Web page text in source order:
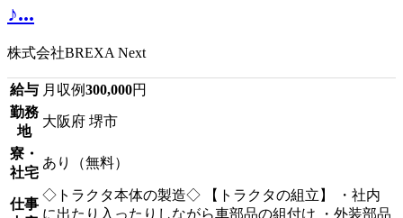
♪...
株式会社BREXA Next
給与 月収例300,000円
勤務
地
大阪府 堺市
寮・
社宅
あり（無料）
仕事
◇トラクタ本体の製造◇ 【トラクタの組立】 ・社内
に出たり入ったりしながら車部品の組付け ・外装部品